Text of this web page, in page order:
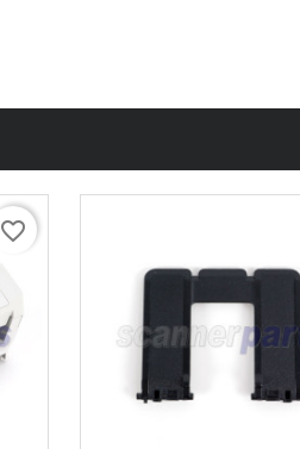
favorite_border